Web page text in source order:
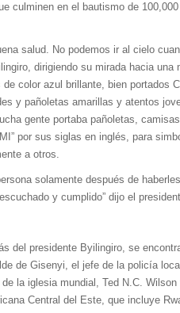
culminen en el bautismo de
salud. No podemos ir al cielo
dirigiendo su mirada hacia una
color azul brillante, bien portados
y pañoletas amarillas y atentos
gente portaba pañoletas,
por sus siglas en inglés, para
a otros.
solamente después de
y cumplido” dijo el
del presidente Byilingiro, se
de Gisenyi, el jefe de la policía
la iglesia mundial, Ted N.C.
Central del Este, que incluye